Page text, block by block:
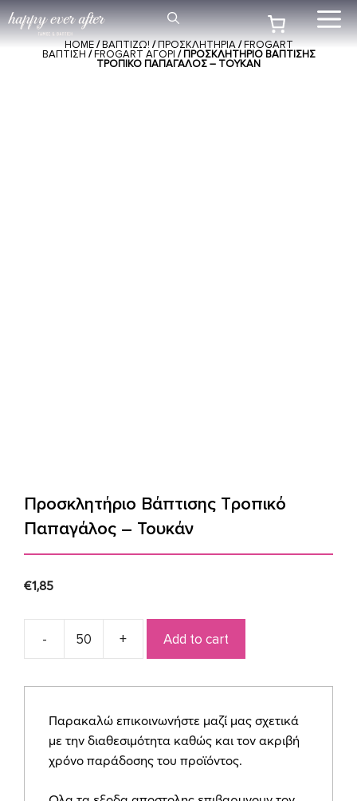
Μετάβαση
σε
περιεχόμενοHOME/ΒΑΠΤΙΖΩ!/ΠΡΟΣΚΛΗΤΗΡΙΑ/FROGART
ΒΑΠΤΙΣΗ /FROGART ΑΓΟΡΙ / ΠΡΟΣΚΛΗΤΉΡΙΟ ΒΆΠΤΙΣΗΣ
ΤΡΟΠΙΚΌ ΠΑΠΑΓΆΛΟΣ – ΤΟΥΚΆΝ
Προσκλητήριο Βάπτισης Τροπικό
Παπαγάλος – Τουκάν
€1,85
Προσκλητήριο
Τροπικό
–
Τουκάν
quantity
Add to cart
Παρακαλώ επικοινωνήστε μαζί μας σχετικά
με την διαθεσιμότητα καθώς και τον ακριβή
χρόνο παράδοσης του προϊόντος.